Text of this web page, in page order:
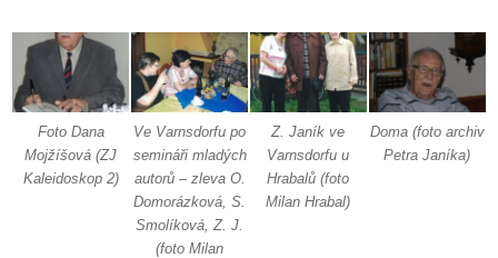
Foto Dana
Mojžíšová (ZJ
Kaleidoskop 2)
Ve Varnsdorfu po
semináři mladých
autorů – zleva O.
Domorázková, S.
Smolíková, Z. J.
(foto Milan
Z. Janík ve
Varnsdorfu u
Hrabalů (foto
Milan Hrabal)
Doma (foto archiv
Petra Janíka)